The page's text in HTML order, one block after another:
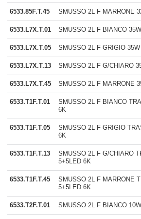
6533.85F.T.45 SMUSSO 2L F MARRONE
6533.L7X.T.01 SMUSSO 2L F BIANCO
6533.L7X.T.05 SMUSSO 2L F GRIGIO
6533.L7X.T.13 SMUSSO 2L F G/CHIARO
6533.L7X.T.45 SMUSSO 2L F MARRONE
6533.T1F.T.01
SMUSSO 2L F BIANCO
6K
6533.T1F.T.05
SMUSSO 2L F GRIGIO
6K
6533.T1F.T.13
SMUSSO 2L F G/CHIARO
5+5LED 6K
6533.T1F.T.45
SMUSSO 2L F MARRONE
5+5LED 6K
6533.T2F.T.01 SMUSSO 2L F BIANCO